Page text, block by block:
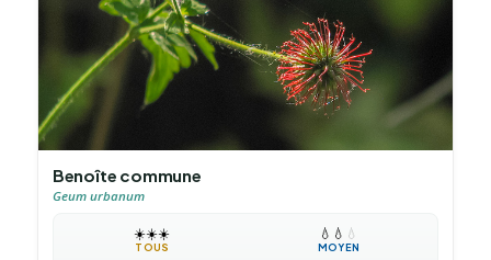
Benoîte commune
Geum urbanum
☀️☀️☀️
TOUS
💧 💧 💧
MOYEN